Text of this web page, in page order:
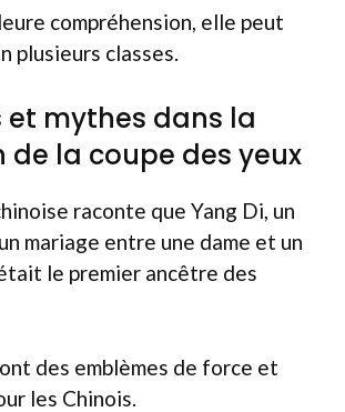
compréhension, elle peut
plusieurs classes.
et mythes dans la
la coupe des yeux
raconte que Yang Di, un
mariage entre une dame et un
le premier ancêtre des
des emblèmes de force et
les Chinois.